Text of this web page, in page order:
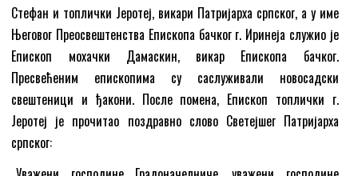
Стефан и топлички Јеротеј, викари Патријарха српског, а у име
Његовог Преосвештенства Епископа бачког г. Иринеја служио је
Епископ мохачки Дамаскин, викар Епископа бачког.
Пресвећеним епископима су саслуживали новосадски
свештеници и ђакони. После помена, Епископ топлички г.
Јеротеј је прочитао поздравно слово Светејшег Патријарха
српског: